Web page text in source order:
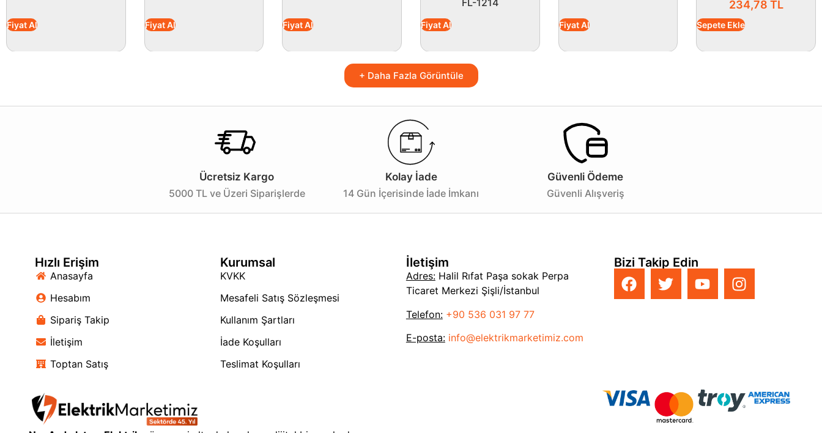
Fiyat Al Fiyat Al Fiyat Al
FL-1214
Fiyat Al Fiyat Al
234,78 TL
Sepete Ekle
+ Daha Fazla Görüntüle
Ücretsiz Kargo
5000 TL ve Üzeri Siparişlerde
Kolay İade
14 Gün İçerisinde İade İmkanı
Güvenli Ödeme
Güvenli Alışveriş
Hızlı Erişim
Anasayfa
Hesabım
Sipariş Takip
İletişim
Toptan Satış
Kurumsal
KVKK
Mesafeli Satış Sözleşmesi
Kullanım Şartları
İade Koşulları
Teslimat Koşulları
İletişim
Adres:Halil Rıfat Paşa sokak Perpa
Ticaret Merkezi Şişli/İstanbul
Telefon: +90 536 031 97 77
E-posta: info@elektrikmarketimiz.com
Bizi Takip Edin